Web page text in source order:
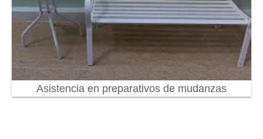
Asistencia en preparativos de mudanzas